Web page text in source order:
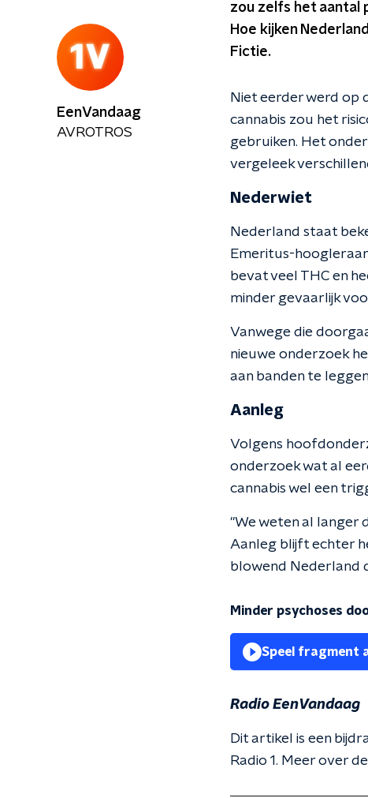
zou zelfs het aantal
Hoe kijken
Fictie.
Niet eerder werd op
cannabis zou het
gebruiken. Het
vergeleek
Nederwiet
Nederland staat
Emeritus-hoogleraar
bevat veel THC en
minder gevaarlijk
Vanwege die
nieuwe onderzoek
aan banden te
Aanleg
Volgens
onderzoek wat al
cannabis wel een
"We weten al langer
Aanleg blijft echter
blowend Nederland
Minder psychoses
Speel fragment
Radio EenVandaag
Dit artikel is een
Radio 1. Meer over
EenVandaag
AVROTROS